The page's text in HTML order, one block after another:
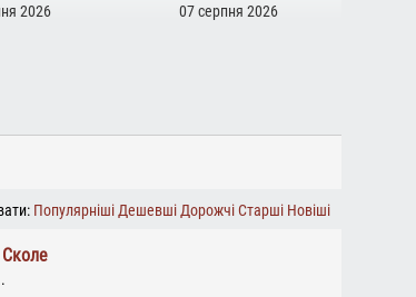
2026
07 серпня 2026
Популярніші Дешевші ДорожчіСтарші Новіші
Сколе